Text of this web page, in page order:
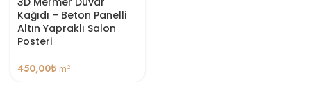
Kağıdı – Beton Panelli
Altın Yapraklı Salon
Posteri
450,00₺ m²